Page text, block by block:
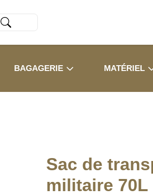
BAGAGERIE MATÉRIEL
Sac de
militaire 70L